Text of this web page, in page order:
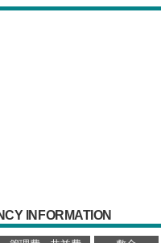
INFORMATION